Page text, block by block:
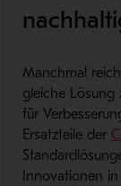
Manchmal
gleiche Lösung
für
Ersatzteile der
Innovationen